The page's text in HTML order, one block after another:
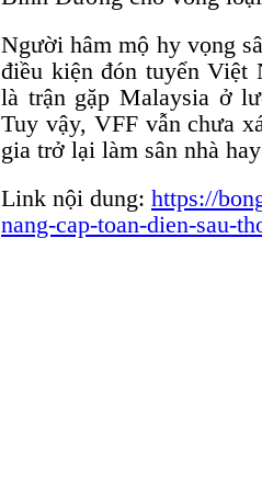
Người hâm mộ hy vọng
điều kiện đón tuyển Việt
là trận gặp Malaysia ở
Tuy vậy, VFF vẫn chưa
gia trở lại làm sân nhà
Link nội dung: https://
nang-cap-toan-dien-sau-